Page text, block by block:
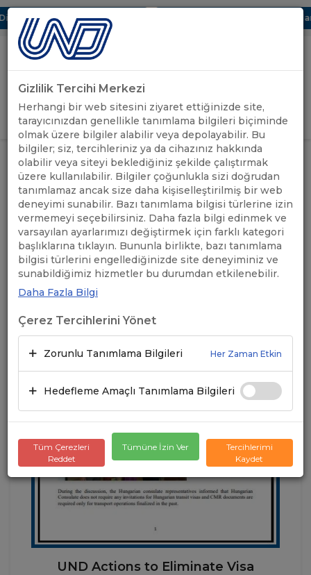
UBAK Bölümü Hakkında UND, Yunanistan Vize
Uluslararası Nakliyeciler Derneği
GİRİŞ YAP
ANASAYFA / UND YAYINLARI / AB BÜLTENİ
UND Actions to Eliminate Visa
Gizlilik Tercihi Merkezi
Herhangi bir web sitesini ziyaret ettiğinizde site,
tarayıcınızdan genellikle tanımlama bilgileri biçiminde
olmak üzere bilgiler alabilir veya depolayabilir. Bu
bilgiler; siz, tercihleriniz ya da cihazınız hakkında
olabilir veya siteyi beklediğiniz şekilde çalıştırmak
üzere kullanılabilir. Bilgiler çoğunlukla sizi doğrudan
tanımlamaz ancak size daha kişiselleştirilmiş bir web
deneyimi sunabilir. Bazı tanımlama bilgisi türlerine izin
vermemeyi seçebilirsiniz. Daha fazla bilgi edinmek ve
varsayılan ayarlarımızı değiştirmek için farklı kategori
başlıklarına tıklayın. Bununla birlikte, bazı tanımlama
bilgisi türlerini engellediğinizde site deneyiminiz ve
sunabildiğimiz hizmetler bu durumdan etkilenebilir.
Daha Fazla Bilgi
Çerez Tercihlerini Yönet
Zorunlu Tanımlama Bilgileri Her Zaman Etkin
Hedefleme Amaçlı Tanımlama Bilgileri
Tüm Çerezleri
Reddet
Tümüne İzin Ver
Tercihlerimi
Kaydet